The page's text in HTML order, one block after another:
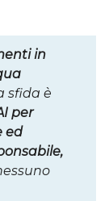
in
sfida è
per
ed